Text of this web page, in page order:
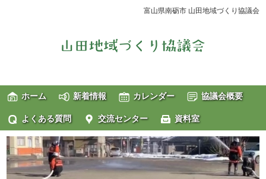
富山県南砺市 山田地域づくり協議会
ホーム 新着情報 カレンダー 協議会概要
よくある質問 交流センター 資料室